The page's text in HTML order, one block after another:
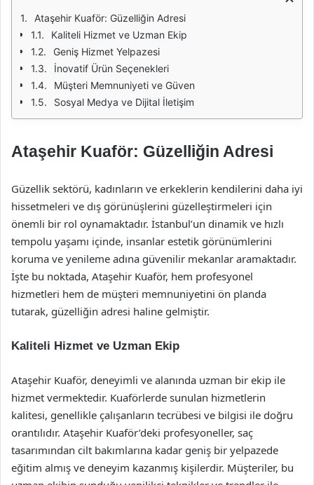
Ataşehir Kuaför: Güzelliğin Adresi
Kaliteli Hizmet ve Uzman Ekip
Geniş Hizmet Yelpazesi
İnovatif Ürün Seçenekleri
Müşteri Memnuniyeti ve Güven
Sosyal Medya ve Dijital İletişim
Ataşehir Kuaför: Güzelliğin Adresi
Güzellik sektörü, kadınların ve erkeklerin kendilerini daha iyi
hissetmeleri ve dış görünüşlerini güzelleştirmeleri için
önemli bir rol oynamaktadır. İstanbul’un dinamik ve hızlı
tempolu yaşamı içinde, insanlar estetik görünümlerini
koruma ve yenileme adına güvenilir mekanlar aramaktadır.
İşte bu noktada, Ataşehir Kuaför, hem profesyonel
hizmetleri hem de müşteri memnuniyetini ön planda
tutarak, güzelliğin adresi haline gelmiştir.
Kaliteli Hizmet ve Uzman Ekip
Ataşehir Kuaför, deneyimli ve alanında uzman bir ekip ile
hizmet vermektedir. Kuaförlerde sunulan hizmetlerin
kalitesi, genellikle çalışanların tecrübesi ve bilgisi ile doğru
orantılıdır. Ataşehir Kuaför’deki profesyoneller, saç
tasarımından cilt bakımlarına kadar geniş bir yelpazede
eğitim almış ve deneyim kazanmış kişilerdir. Müşteriler, bu